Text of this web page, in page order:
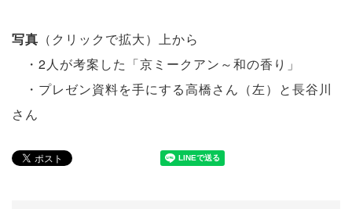
写真 （クリックで拡大）上から
・2人が考案した「京ミークアン～和の香り」
・プレゼン資料を手にする高橋さん（左）と長谷川
さん